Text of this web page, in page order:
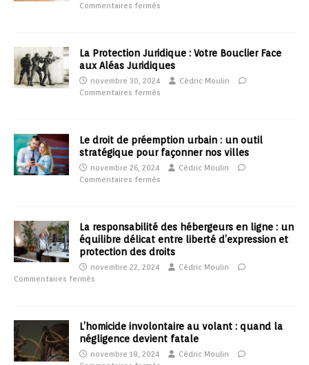
Commentaires fermés
La Protection Juridique : Votre Bouclier Face
aux Aléas Juridiques
novembre 30, 2024
Cédric Moulin
Commentaires fermés
Le droit de préemption urbain : un outil
stratégique pour façonner nos villes
novembre 26, 2024
Cédric Moulin
Commentaires fermés
La responsabilité des hébergeurs en ligne : un
équilibre délicat entre liberté d’expression et
protection des droits
novembre 22, 2024
Cédric Moulin
Commentaires fermés
L’homicide involontaire au volant : quand la
négligence devient fatale
novembre 18, 2024
Cédric Moulin